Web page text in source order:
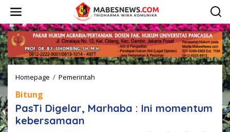
w
a
t
i
k
e
k
o
n
t
e
n
Homepage / Pemerintah
T
i
Bitung
PasTi Digelar, Marhaba : Ini momentum
kebersamaan